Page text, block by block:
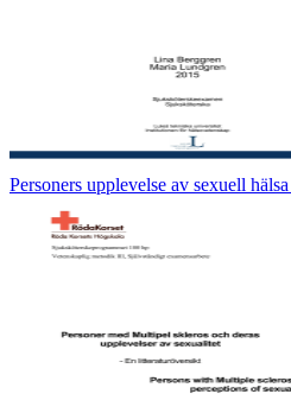
Personers upplevelse av sexuell